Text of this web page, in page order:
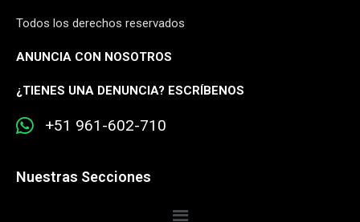
Todos los derechos reservados
ANUNCIA CON NOSOTROS
¿TIENES UNA DENUNCIA? ESCRÍBENOS
+51 961-602-710
Nuestras Secciones